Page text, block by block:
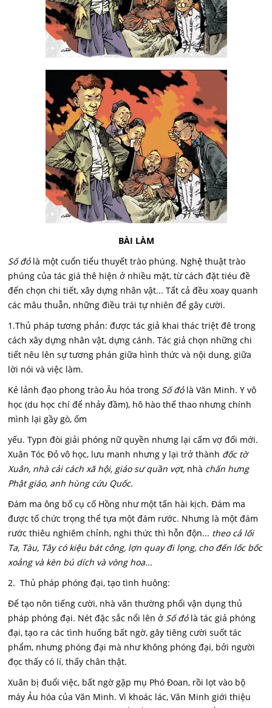
BÀI LÀM
Số đỏ là một cuổn tiểu thuyết trào phúng. Nghệ thuật trào
phúng của tác giá thê hiện ở nhiều mặt, từ cách đặt tiéu đề
đến chọn chi tiết, xây dựng nhân vật... Tất cả đều xoay quanh
các mâu thuẫn, những điều trái tự nhiên để gây cười.
1.Thủ pháp tương phản: được tác giả khai thác triệt đê trong
cách xây dựng nhân vật, dựng cánh. Tác giả chọn những chi
tiết nêu lên sự tương phán giữa hình thức và nội dung, giữa
lời nói và việc làm.
Kẻ lảnh đạo phong trào Âu hóa trong Số đỏ là Văn Minh. Y vô
học (du học chí để nhảy đầm), hô hào thế thao nhưng chính
mình lại gầy gò, ốm
yếu. Typn đòi giải phóng nữ quyền nhưng lại cấm vợ đối mới.
Xuân Tóc Đỏ vô học, lưu manh nhưng y lại trở thành đốc tờ
Xuân, nhà cải cách xã hội, giáo sư quần vợt, nhà chấn hưng
Phật giáo, anh hùng cứu Quốc.
Đám ma ông bố cụ cố Hồng như một tấn hài kịch. Đám ma
được tố chức trọng thể tựa một đám rước. Nhưng là một đám
rước thiêu nghiêm chỉnh, nghi thức thì hỗn độn... theo cả lối
Ta, Tàu, Tây có kiệu bát công, lợn quay đi lọng, cho đến lốc bốc
xoảng và kèn bú dích và vòng hoa...
2. Thủ pháp phóng đại, tạo tình huông:
Để tạo nôn tiếng cười, nhà văn thường phổi vận dụng thủ
pháp phóng đại. Nét đặc sắc nổi lên ở Số đỏlà tác giả phóng
đại, tạo ra các tình huống bất ngờ, gây tiêng cười suốt tác
phẩm, nhưng phóng đại mà như không phóng đại, bởi người
đọc thấy có lí, thấy chân thật.
Xuân bị đuổi việc, bất ngờ gặp mụ Phó Đoan, rồi lọt vào bộ
máy Ảu hóa của Văn Minh. Vì khoác lác, Văn Minh giới thiệu